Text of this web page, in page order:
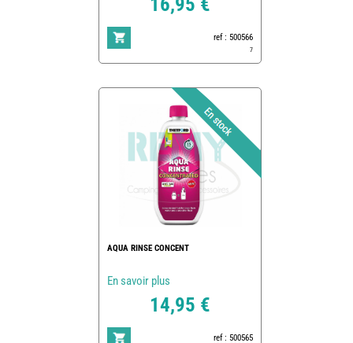
ref : 500566
7
AQUA RINSE CONCENT
En savoir plus
14,95 €
ref : 500565